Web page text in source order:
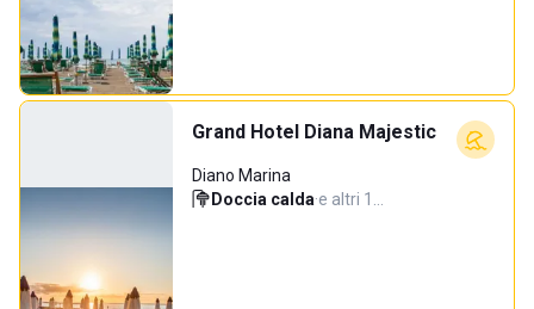
Grand Hotel Diana Majestic
Diano Marina
Doccia calda·e altri 1…